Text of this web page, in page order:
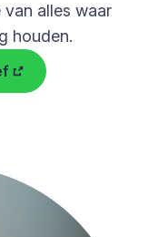
alles waar
houden.